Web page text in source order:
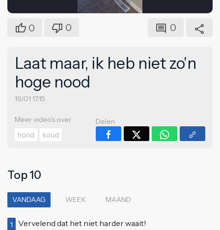
0 0 0
Laat maar, ik heb niet zo'n
hoge nood
19/01 17:15
Meer video's over
hond
koud
Delen
Top 10
VANDAAG WEEK MAAND
1 Vervelend dat het niet harder waait!